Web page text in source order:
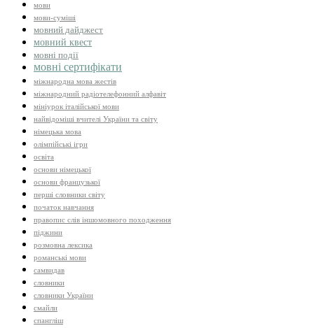
мови
мови-суміші
мовний дайджест
мовний квест
мовні події
мовні сертифікати
міжнародна мова жестів
міжнародний радіотелефонний алфавіт
мініурок італійської мови
найвідоміші вчителі України та світу
німецька мова
олімпійські ігри
освіта
основи німецької
основи французької
перші словники світу
початок навчання
правопис слів іншомовного походження
піджини
розмовна лексика
романські мови
самвидав
словники
словники України
смайли
спангліш